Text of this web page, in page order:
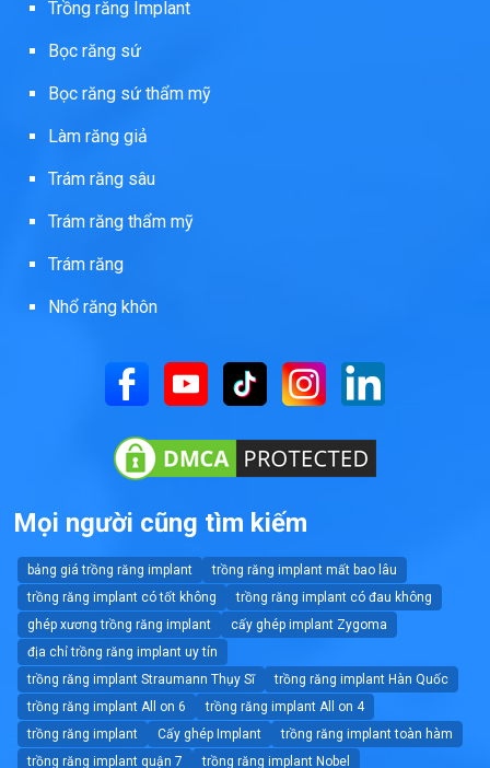
Trồng răng Implant
Bọc răng sứ
Bọc răng sứ thẩm mỹ
Làm răng giả
Trám răng sâu
Trám răng thẩm mỹ
Trám răng
Nhổ răng khôn
Mọi người cũng tìm kiếm
bảng giá trồng răng implant
trồng răng implant mất bao lâu
trồng răng implant có tốt không
trồng răng implant có đau không
ghép xương trồng răng implant
cấy ghép implant Zygoma
địa chỉ trồng răng implant uy tín
trồng răng implant Straumann Thụy Sĩ
trồng răng implant Hàn Quốc
trồng răng implant All on 6
trồng răng implant All on 4
trồng răng implant
Cấy ghép Implant
trồng răng implant toàn hàm
trồng răng implant quận 7
trồng răng implant Nobel